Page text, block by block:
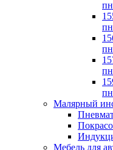
Малярный
Мебель для